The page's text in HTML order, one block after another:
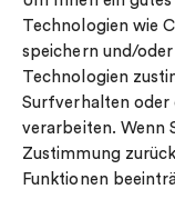
Technologien wie
speichern und/
Technologien
Surfverhalten oder
verarbeiten. Wenn
Zustimmung
Funktionen
Ringgröße
Widerrufsrecht
Cookie-policy
Sekretesspolicy